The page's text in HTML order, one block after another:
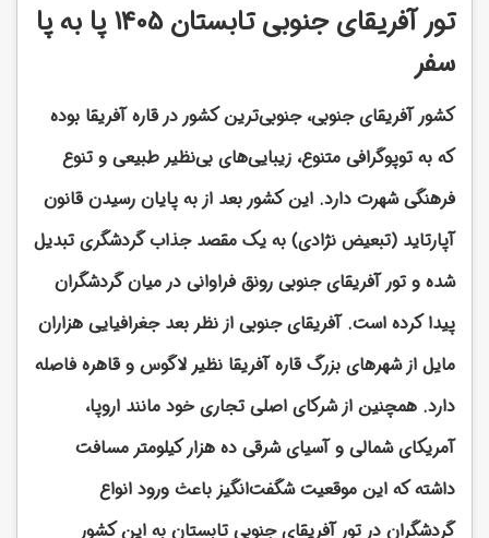
تور آفریقای جنوبی تابستان 1405 پا به پا
سفر
کشور آفریقای جنوبی، جنوبی‌ترین کشور در قاره آفریقا بوده
که به توپوگرافی متنوع، زیبایی‌های بی‌نظیر طبیعی و تنوع
فرهنگی شهرت دارد. این کشور بعد از به پایان رسیدن قانون
آپارتاید (تبعیض نژادی) به یک مقصد جذاب گردشگری تبدیل
شده و تور آفریقای جنوبی رونق فراوانی در میان گردشگران
پیدا کرده است. آفریقای جنوبی از نظر بعد جغرافیایی هزاران
مایل از شهرهای بزرگ قاره آفریقا نظیر لاگوس و قاهره فاصله
دارد. همچنین از شرکای اصلی تجاری خود مانند اروپا،
آمریکای شمالی و آسیای شرقی ده هزار کیلومتر مسافت
داشته که این موقعیت شگفت‌انگیز باعث ورود انواع
گردشگران در تور آفریقای جنوبی تابستان به این کشور